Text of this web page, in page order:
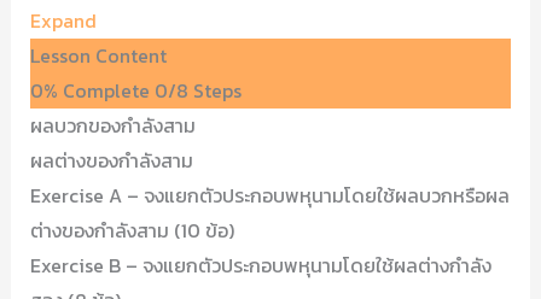
Expand
Lesson Content
0% Complete 0/8 Steps
ผลบวกของกำลังสาม
ผลต่างของกำลังสาม
Exercise A – จงแยกตัวประกอบพหุนามโดยใช้ผลบวกหรือผล
ต่างของกำลังสาม (10 ข้อ)
Exercise B – จงแยกตัวประกอบพหุนามโดยใช้ผลต่างกำลัง